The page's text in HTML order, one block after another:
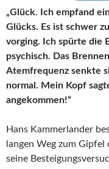
„Glück. Ich empfand
Glücks. Es ist schwer
vorging. Ich spürte die
psychisch. Das
Atemfrequenz senkte
normal. Mein Kopf
angekommen!“
Hans Kammerlander
langen Weg zum
seine